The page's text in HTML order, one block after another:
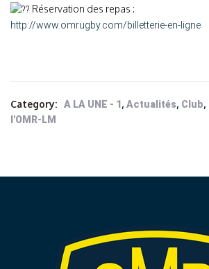
Réservation des repas :
http://www.omrugby.com/billetterie-en-ligne
Category: A LA UNE - 1 , Actualités, Club,
l'OMR-LM